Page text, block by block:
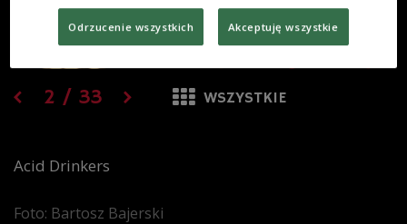
2 / 33 WSZYSTKIE
Acid Drinkers
Foto: Bartosz Bajerski
Odrzucenie wszystkich Akceptuję wszystkie